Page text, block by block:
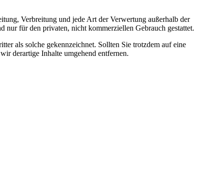
Verbreitung und jede Art der Verwertung außerhalb der
nur für den privaten, nicht kommerziellen Gebrauch gestattet.
als solche gekennzeichnet. Sollten Sie trotzdem auf eine
derartige Inhalte umgehend entfernen.